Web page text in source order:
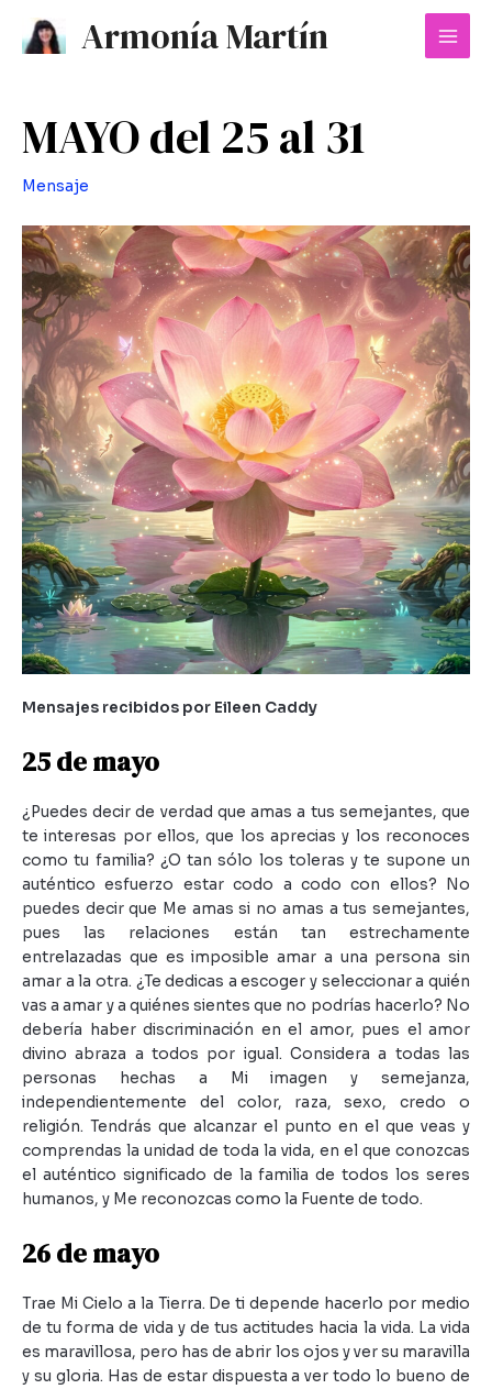
contenido
Armonía Martín
Main
MAYO del 25 al 31
Mensaje
Mensajes recibidos por Eileen Caddy
25 de mayo
¿Puedes decir de verdad que amas a tus semejantes, que
te interesas por ellos, que los aprecias y los reconoces
como tu familia? ¿O tan sólo los toleras y te supone un
auténtico esfuerzo estar codo a codo con ellos? No
puedes decir que Me amas si no amas a tus semejantes,
pues las relaciones están tan estrechamente
entrelazadas que es imposible amar a una persona sin
amar a la otra. ¿Te dedicas a escoger y seleccionar a quién
vas a amar y a quiénes sientes que no podrías hacerlo? No
debería haber discriminación en el amor, pues el amor
divino abraza a todos por igual. Considera a todas las
personas hechas a Mi imagen y semejanza,
independientemente del color, raza, sexo, credo o
religión. Tendrás que alcanzar el punto en el que veas y
comprendas la unidad de toda la vida, en el que conozcas
el auténtico significado de la familia de todos los seres
humanos, y Me reconozcas como la Fuente de todo.
26 de mayo
Trae Mi Cielo a la Tierra. De ti depende hacerlo por medio
de tu forma de vida y de tus actitudes hacia la vida. La vida
es maravillosa, pero has de abrir los ojos y ver su maravilla
y su gloria. Has de estar dispuesta a ver todo lo bueno de